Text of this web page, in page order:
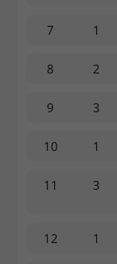
7 1
8 2
9 3
10 1
11 3
12 1